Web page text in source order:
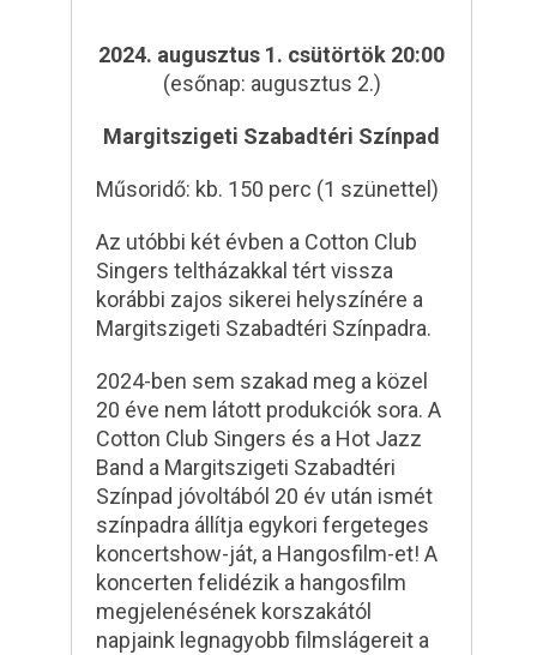
2024. augusztus 1. csütörtök 20:00
(esőnap: augusztus 2.)
Margitszigeti Szabadtéri Színpad
Műsoridő: kb. 150 perc (1 szünettel)
Az utóbbi két évben a Cotton Club
Singers teltházakkal tért vissza
korábbi zajos sikerei helyszínére a
Margitszigeti Szabadtéri Színpadra.
2024-ben sem szakad meg a közel
20 éve nem látott produkciók sora. A
Cotton Club Singers és a Hot Jazz
Band a Margitszigeti Szabadtéri
Színpad jóvoltából 20 év után ismét
színpadra állítja egykori fergeteges
koncertshow-ját, a Hangosfilm-et! A
koncerten felidézik a hangosfilm
megjelenésének korszakától
napjaink legnagyobb filmslágereit a